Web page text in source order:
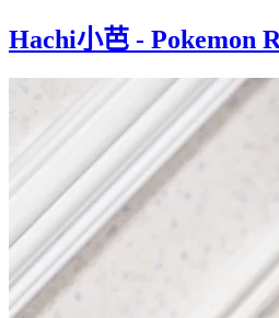
Hachi小芭 - Pokemon